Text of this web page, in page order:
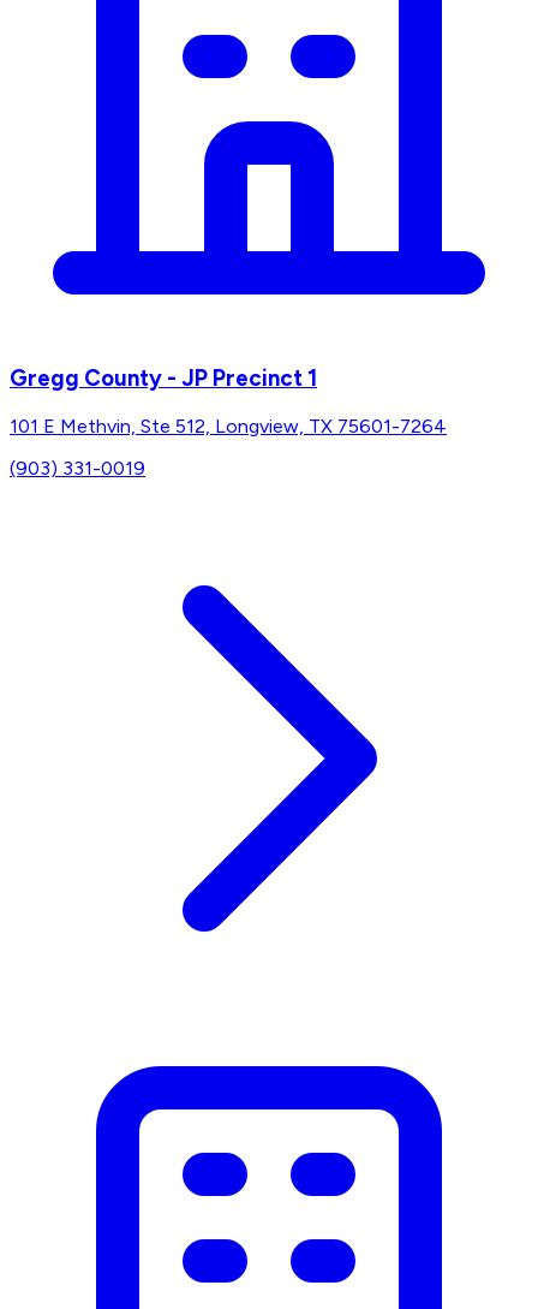
Gregg County - JP Precinct 1
101 E Methvin, Ste 512, Longview, TX 75601-7264
(903) 331-0019